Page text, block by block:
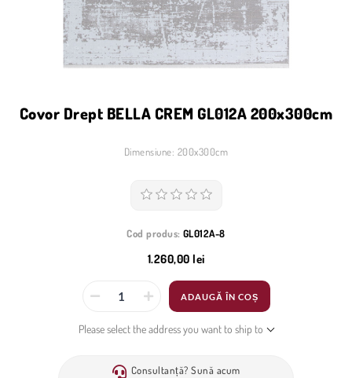
Covor Drept BELLA CREM GL012A 200x300cm
Dimensiune: 200x300cm
Cod produs: GL012A-8
1.260,00 lei
ADAUGĂ ÎN COȘ
Please select the address you want to ship to
Consultanță? Sună acum